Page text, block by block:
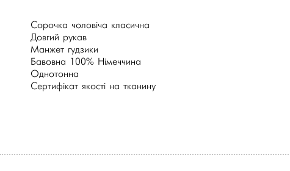
Сорочка чоловіча класична
Довгий рукав
Манжет гудзики
Бавовна 100% Німеччина
Однотонна
Сертифікат якості на тканину